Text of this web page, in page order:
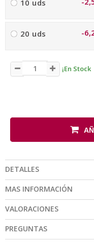
10 uds
20 uds -
¡En Stock
DETALLES
MAS INFORMACIÓN
VALORACIONES
PREGUNTAS